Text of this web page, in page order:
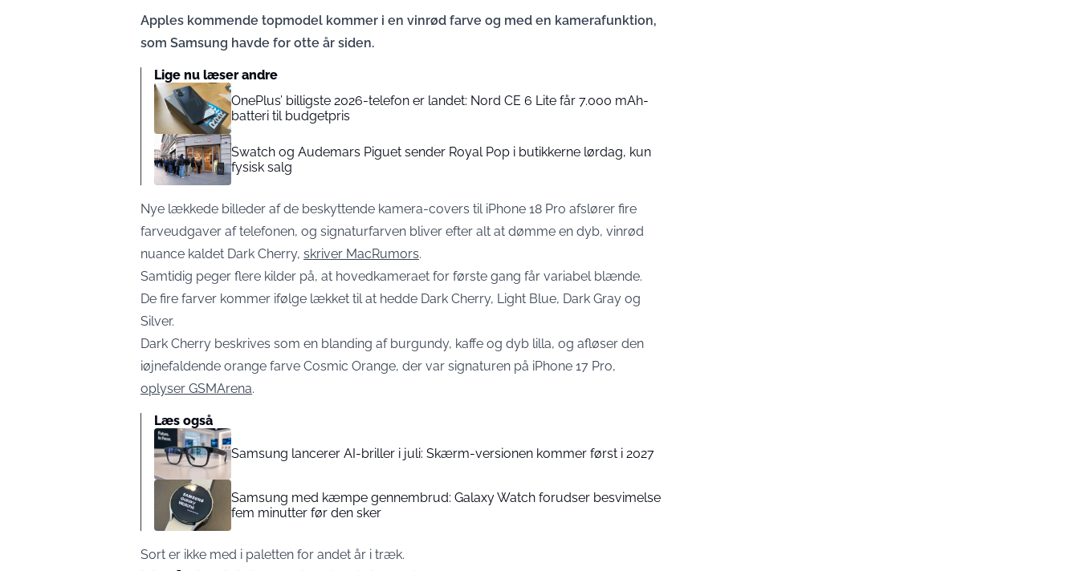
Apples kommende topmodel kommer i en vinrød farve og med en kamerafunktion,
som Samsung havde for otte år siden.
Lige nu læser andre
OnePlus’ billigste 2026-telefon er landet: Nord CE 6 Lite får 7.000 mAh-
batteri til budgetpris
Swatch og Audemars Piguet sender Royal Pop i butikkerne lørdag, kun
fysisk salg
Nye lækkede billeder af de beskyttende kamera-covers til iPhone 18 Pro afslører fire
farveudgaver af telefonen, og signaturfarven bliver efter alt at dømme en dyb, vinrød
nuance kaldet Dark Cherry, skriver MacRumors.
Samtidig peger flere kilder på, at hovedkameraet for første gang får variabel blænde.
De fire farver kommer ifølge lækket til at hedde Dark Cherry, Light Blue, Dark Gray og
Silver.
Dark Cherry beskrives som en blanding af burgundy, kaffe og dyb lilla, og afløser den
iøjnefaldende orange farve Cosmic Orange, der var signaturen på iPhone 17 Pro,
oplyser GSMArena.
Læs også
Samsung lancerer AI-briller i juli: Skærm-versionen kommer først i 2027
Samsung med kæmpe gennembrud: Galaxy Watch forudser besvimelse
fem minutter før den sker
Sort er ikke med i paletten for andet år i træk.